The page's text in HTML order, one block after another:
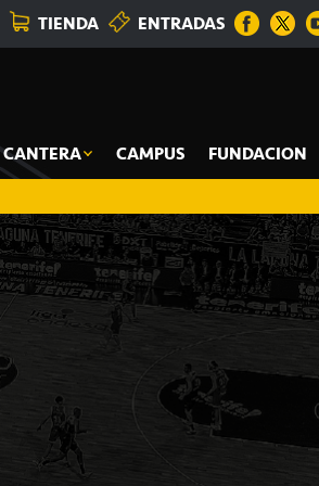
TIENDA ENTRADAS
CANTERA CAMPUS FUNDACION